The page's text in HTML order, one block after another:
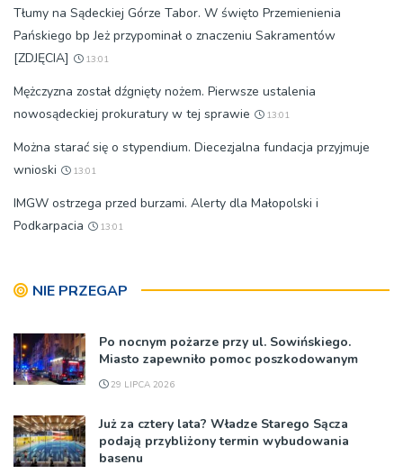
Tłumy na Sądeckiej Górze Tabor. W święto Przemienienia
Pańskiego bp Jeż przypominał o znaczeniu Sakramentów
[ZDJĘCIA]
13:01
Mężczyzna został dźgnięty nożem. Pierwsze ustalenia
nowosądeckiej prokuratury w tej sprawie
13:01
Można starać się o stypendium. Diecezjalna fundacja przyjmuje
wnioski
13:01
IMGW ostrzega przed burzami. Alerty dla Małopolski i
Podkarpacia
13:01
NIE PRZEGAP
Po nocnym pożarze przy ul. Sowińskiego.
Miasto zapewniło pomoc poszkodowanym
29 LIPCA 2026
Już za cztery lata? Władze Starego Sącza
podają przybliżony termin wybudowania
basenu